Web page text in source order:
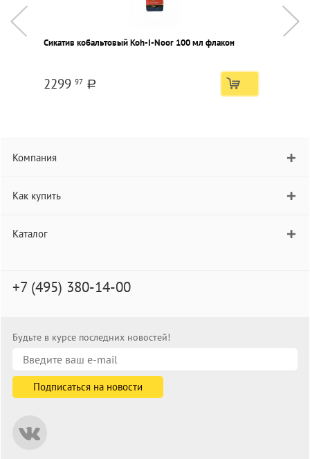
Сикатив кобальтовый Koh-I-Noor 100 мл флакон
2299 97 a
Компания
Как купить
Каталог
+7 (495) 380-14-00
Будьте в курсе последних новостей!